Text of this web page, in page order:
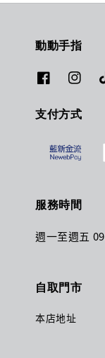
動動手指
支付方式
服務時間
週一至週五
自取門市
本店地址